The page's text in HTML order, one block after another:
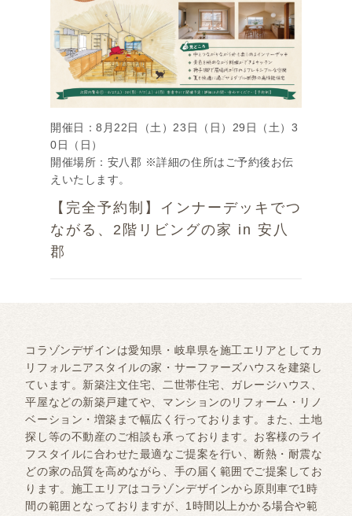
開催日：8月22日（土）23日（日）29日（土）3
0日（日）
開催場所：安八郡 ※詳細の住所はご予約後お伝
えいたします。
【完全予約制】インナーデッキでつ
ながる、2階リビングの家 in 安八
郡
コラゾンデザインは愛知県・岐阜県を施工エリアとしてカ
リフォルニアスタイルの家・サーファーズハウスを建築し
ています。新築注文住宅、二世帯住宅、ガレージハウス、
平屋などの新築戸建てや、マンションのリフォーム・リノ
ベーション・増築まで幅広く行っております。また、土地
探し等の不動産のご相談も承っております。お客様のライ
フスタイルに合わせた最適なご提案を行い、断熱・耐震な
どの家の品質を高めながら、手の届く範囲でご提案してお
ります。施工エリアはコラゾンデザインから原則車で1時
間の範囲となっておりますが、1時間以上かかる場合や範